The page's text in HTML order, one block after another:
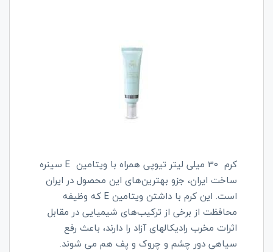
کرم 30 میلی لیتر تیوپی همراه با ویتامین Eسینره
ساخت ایران، جزو بهترین‌های این محصول در ایران
است. این کرم با داشتن ویتامینEکه وظیفه
محافظت از برخی از ترکیب‌های شیمیایی در مقابل
اثرات مخرب رادیکالهای آزاد را دارند، باعث رفع
سیاهی دور چشم و چروک و پف هم می شوند.